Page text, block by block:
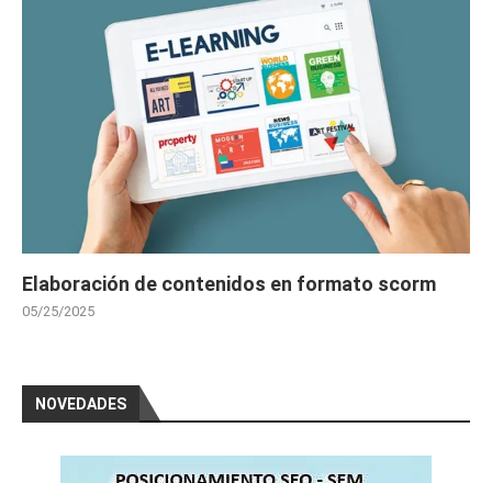
Elaboración de contenidos en formato scorm
05/25/2025
NOVEDADES